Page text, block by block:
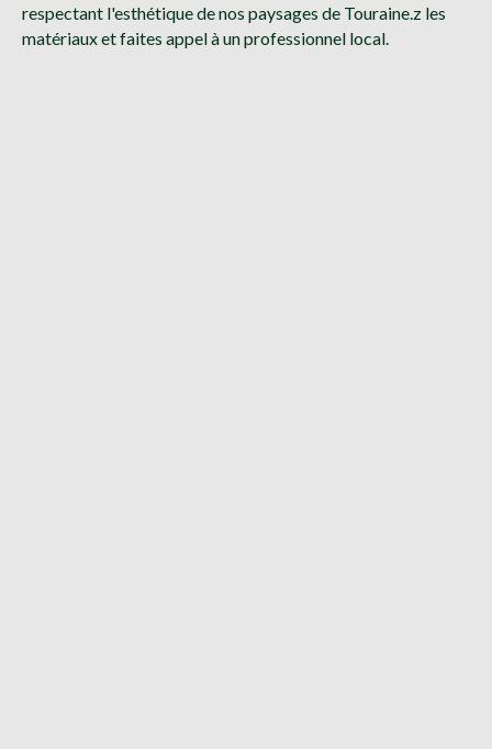
respectant l'esthétique de nos paysages de Touraine.z les
matériaux et faites appel à un professionnel local.